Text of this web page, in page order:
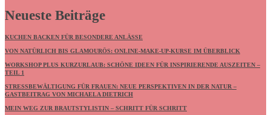
Neueste Beiträge
KUCHEN BACKEN FÜR BESONDERE ANLÄSSE
VON NATÜRLICH BIS GLAMOURÖS: ONLINE-MAKE-UP-KURSE IM ÜBERBLICK
WORKSHOP PLUS KURZURLAUB: SCHÖNE IDEEN FÜR INSPIRIERENDE AUSZEITEN –
TEIL 1
STRESSBEWÄLTIGUNG FÜR FRAUEN: NEUE PERSPEKTIVEN IN DER NATUR –
GASTBEITRAG VON MICHAELA DIETRICH
MEIN WEG ZUR BRAUTSTYLISTIN – SCHRITT FÜR SCHRITT